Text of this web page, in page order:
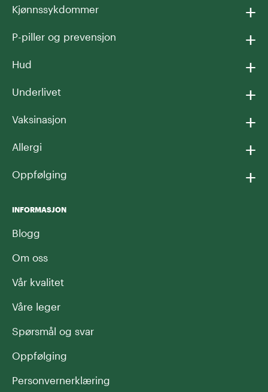
Kjønnssykdommer +
P-piller og prevensjon +
Hud +
Underlivet +
Vaksinasjon +
Allergi +
Oppfølging +
INFORMASJON
Blogg
Om oss
Vår kvalitet
Våre leger
Spørsmål og svar
Oppfølging
Personvernerklæring